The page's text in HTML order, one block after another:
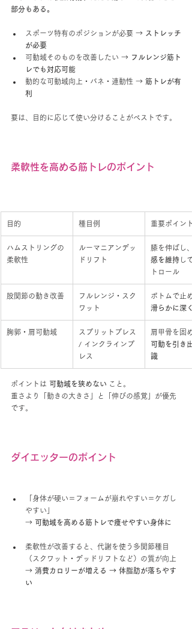
部分もある。
スポーツ特有のポジションが必要 → ストレッチ
が必要
可動域そのものを改善したい → フルレンジ筋ト
レでも対応可能
動的な可動域向上・バネ・連動性 → 筋トレが有
利
要は、目的に応じて使い分けることがベストです。
柔軟性を高める筋トレのポイント
目的 種目例 重要ポイント
ハムストリングの
柔軟性
ルーマニアンデッ
ドリフト
膝を伸ばし、
感を維持 し
トロール
股関節の動き改善
フルレンジ・スク
ワット
ボトムで止
滑らかに深く
胸郭・肩可動域
スプリットプレス
/ インクラインプ
レス
肩甲骨を固
可動を引き
識
ポイントは 可動域を狭めない こと。
重さより「動きの大きさ」と「伸びの感覚」が優先
です。
ダイエッターのポイント
「身体が硬い＝フォームが崩れやすい＝ケガし
やすい」
→ 可動域を高める筋トレで痩せやすい身体に
柔軟性が改善すると、代謝を使う多関節種目
（スクワット・デッドリフトなど）の質が向上
→ 消費カロリーが増える → 体脂肪が落ちやす
い